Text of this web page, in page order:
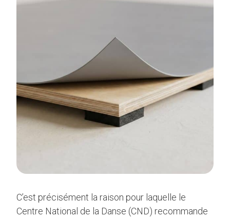
C’est précisément la raison pour laquelle le
Centre National de la Danse (CND) recommande